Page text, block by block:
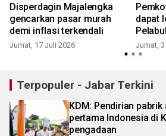
Disperdagin Majalengka
gencarkan pasar murah
demi inflasi terkendali
Jumat, 17 Juli 2026
dapat
Jumat,
Terpopuler - Jabar Terkini
KDM: Pendirian
pertama Indonesia di
pengadaan